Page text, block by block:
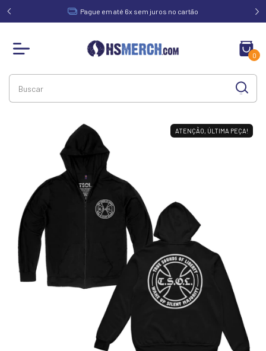
de Pague em até 6x sem juros no cartão
0
ATENÇÃO, ÚLTIMA PEÇA!